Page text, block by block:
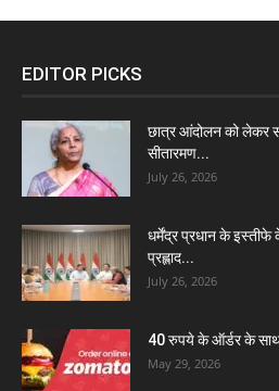
EDITOR PICKS
छात्र आंदोलन को लेकर
सीतारमण...
July 26, 2026
धर्मेंद्र प्रधान के इस्तीफे
प्रह्लाद...
July 26, 2026
40 रुपये के ऑर्डर के साथ
May 29, 2026